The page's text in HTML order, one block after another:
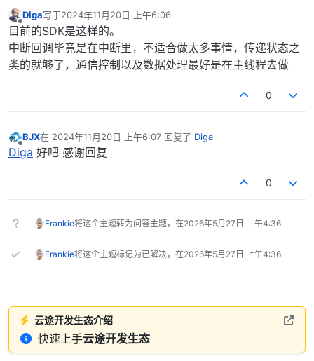
离线
Diga写于2024年11月20日 上午6:06
最后由 编辑
目前的SDK是这样的。
中断回调毕竟是在中断里，不适合做太多事情，传递状态之
类的就够了，通信控制以及数据处理最好是在主线程去做
0
离线
BJX在 2024年11月20日 上午6:07 回复了 Diga
最后由 编辑
Diga 好吧 感谢回复
0
Frankie将这个主题转为问答主题，在2026年5月27日 上午4:36
Frankie将这个主题标记为已解决，在2026年5月27日 上午4:36
云途开发生态介绍
快速上手云途开发生态